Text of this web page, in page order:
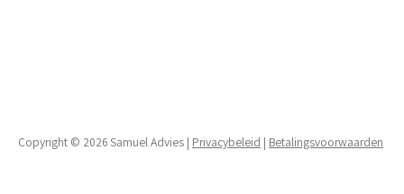
Copyright © 2026 Samuel Advies | Privacybeleid | Betalingsvoorwaarden